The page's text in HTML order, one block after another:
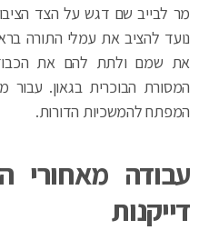
מר לבייב שם דגש על הצד
נועד להציב את עמלי התורה
את שמם ולתת להם את
המסורת הבוכרית בגאון. עבור
המפתח להמשכיות הדורות.
עבודה מאחורי
דייקנות